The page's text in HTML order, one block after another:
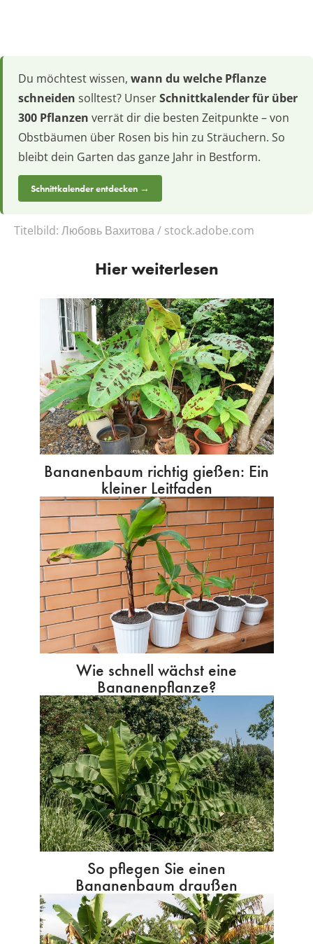
Du möchtest wissen, wann du welche Pflanze
schneiden solltest? UnserSchnittkalender für über
300 Pflanzen verrät dir die besten Zeitpunkte – von
Obstbäumen über Rosen bis hin zu Sträuchern. So
bleibt dein Garten das ganze Jahr in Bestform.
Schnittkalender entdecken →
Titelbild: Любовь Вахитова / stock.adobe.com
Hier weiterlesen
Bananenbaum richtig gießen: Ein
kleiner Leitfaden
Wie schnell wächst eine
Bananenpflanze?
So pflegen Sie einen
Bananenbaum draußen